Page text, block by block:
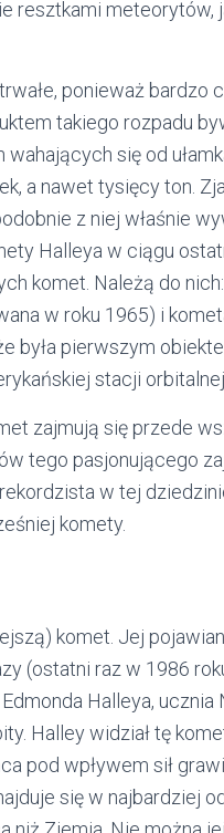
resztkami meteorytów,
ponieważ bardzo
takiego rozpadu
się od
a nawet tysięcy ton.
z niej właśnie
Halleya w ciągu
komet. Należą do
w roku 1965) i
była pierwszym
stacji orbitalnej
zajmują się przede
tego pasjonującego
w tej
komety.
komet. Jej
(ostatni raz w 1986
Halleya, ucznia
Halley widział tę
pod wpływem sił
się w najbardziej